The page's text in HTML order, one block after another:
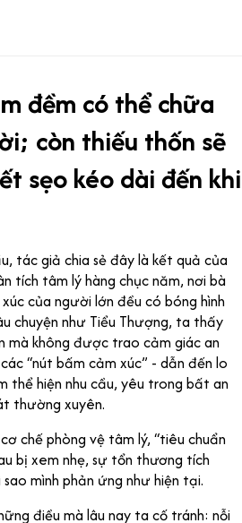
đềm có thể chữa
còn thiếu thốn sẽ
sẹo kéo dài đến khi
tác giả chia sẻ đây là kết quả của
tích tâm lý hàng chục năm, nơi bà
của người lớn đều có bóng hình
chuyện như Tiểu Thượng, ta thấy
mà không được trao cảm giác an
“nút bấm cảm xúc” - dẫn đến lo
thể hiện nhu cầu, yêu trong bất an
thường xuyên.
chế phòng vệ tâm lý, “tiêu chuẩn
bị xem nhẹ, sự tổn thương tích
mình phản ứng như hiện tại.
điều mà lâu nay ta cố tránh: nỗi